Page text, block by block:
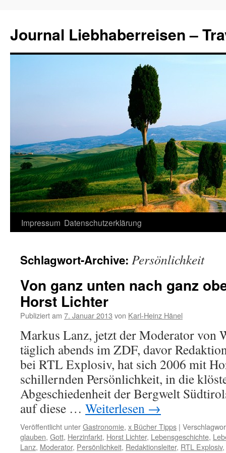
Journal Liebhaberreisen –
Zum
springen
Impressum Datenschutzerklärung
Schlagwort-Archive: Persönlichkeit
Von ganz unten nach ganz
Horst Lichter
Publiziert am 7. Januar 2013 von Karl-Heinz Hänel
Markus Lanz, jetzt der Moderator von
täglich abends im ZDF, davor
bei RTL Explosiv, hat sich 2006 mit
schillernden Persönlichkeit, in die
Abgeschiedenheit der Bergwelt
auf diese … Weiterlesen →
Veröffentlicht unterGastronomie, x Bücher Tipps |
glauben, Gott, Herzinfarkt, Horst Lichter, Lebensgeschichte,
Lanz, Moderator, Persönlichkeit, Redaktionsleiter, RTL Explosiv,